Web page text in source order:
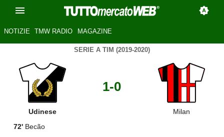
NOTIZIE TMW RADIO MAGAZINE
SERIE A TIM (2019-2020)
Udinese
1-0
Milan
72' Becão